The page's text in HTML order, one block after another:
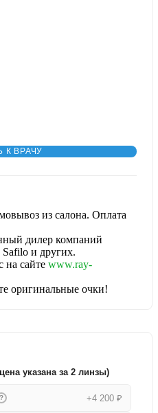
К ВРАЧУ
из салона. Оплата
дилер компаний
и других.
на сайте www.ray-
оригинальные очки!
указана за 2 линзы)
? +4 200 ₽